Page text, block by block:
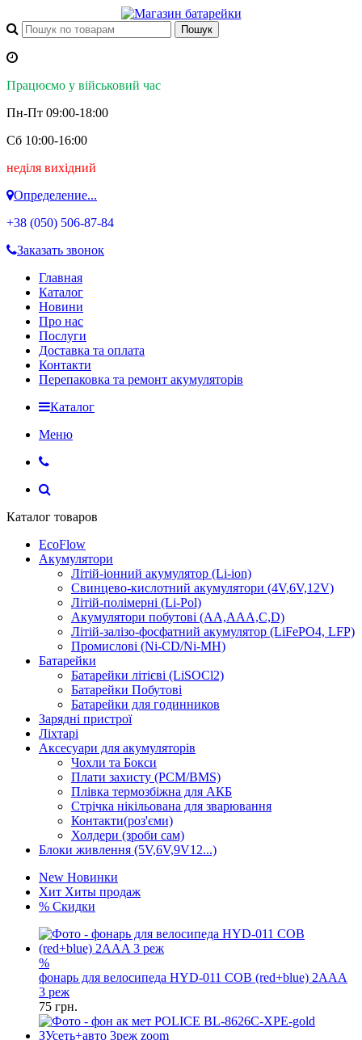
Працюємо у військовий час
Пн-Пт 09:00-18:00
Сб 10:00-16:00
неділя вихідний
Определение...
+38 (050) 506-87-84
Заказать звонок
Главная
Каталог
Новини
Про нас
Послуги
Доставка та оплата
Контакти
Перепаковка та ремонт акумуляторів
Каталог
Меню
Каталог товаров
EcoFlow
Акумулятори
Літій-іонний акумулятор (Li-ion)
Свинцево-кислотний акумулятори (4V,6V,12V)
Літій-полімерні (Li-Pol)
Акумулятори побутові (AA,AAA,C,D)
Літій-залізо-фосфатний акумулятор (LiFePO4, LFP)
Промислові (Ni-CD/Ni-MH)
Батарейки
Батарейки літієві (LiSOCl2)
Батарейки Побутові
Батарейки для годинников
Зарядні пристрої
Ліхтарі
Аксесуари для акумуляторів
Чохли та Бокси
Плати захисту (PCM/BMS)
Плівка термозбіжна для АКБ
Стрічка нікільована для зварювання
Контакти(роз'єми)
Холдери (зроби сам)
Блоки живлення (5V,6V,9V12...)
New Новинки
Хит Хиты продаж
% Скидки
%
фонарь для велосипеда HYD-011 COB (red+blue) 2AAA
3 реж
75 грн.